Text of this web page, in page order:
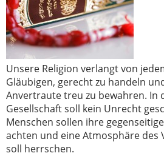
Unsere Religion verlangt von
Gläubigen, gerecht zu handeln
Anvertraute treu zu bewahren. In
Gesellschaft soll kein Unrecht
Menschen sollen ihre
achten und eine Atmosphäre des
soll herrschen.